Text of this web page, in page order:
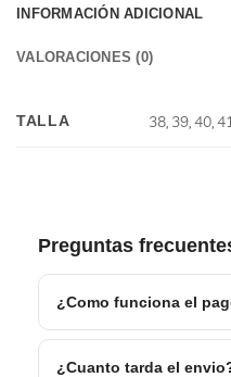
INFORMACIÓN ADICIONAL
VALORACIONES (0)
TALLA 38, 39, 40,
Preguntas
¿Como funciona el
¿Cuanto tarda el